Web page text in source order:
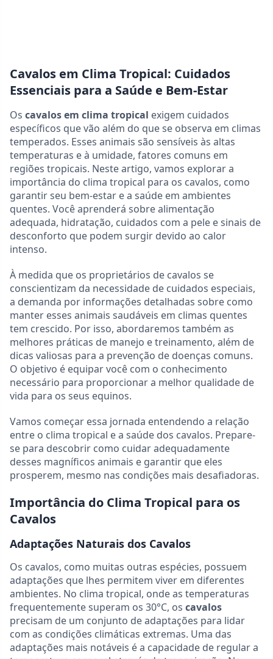
Cavalos em Clima Tropical: Cuidados
Essenciais para a Saúde e Bem-Estar
Os cavalos em clima tropical exigem cuidados
específicos que vão além do que se observa em climas
temperados. Esses animais são sensíveis às altas
temperaturas e à umidade, fatores comuns em
regiões tropicais. Neste artigo, vamos explorar a
importância do clima tropical para os cavalos, como
garantir seu bem-estar e a saúde em ambientes
quentes. Você aprenderá sobre alimentação
adequada, hidratação, cuidados com a pele e sinais de
desconforto que podem surgir devido ao calor
intenso.
À medida que os proprietários de cavalos se
conscientizam da necessidade de cuidados especiais,
a demanda por informações detalhadas sobre como
manter esses animais saudáveis em climas quentes
tem crescido. Por isso, abordaremos também as
melhores práticas de manejo e treinamento, além de
dicas valiosas para a prevenção de doenças comuns.
O objetivo é equipar você com o conhecimento
necessário para proporcionar a melhor qualidade de
vida para os seus equinos.
Vamos começar essa jornada entendendo a relação
entre o clima tropical e a saúde dos cavalos. Prepare-
se para descobrir como cuidar adequadamente
desses magníficos animais e garantir que eles
prosperem, mesmo nas condições mais desafiadoras.
Importância do Clima Tropical para os
Cavalos
Adaptações Naturais dos Cavalos
Os cavalos, como muitas outras espécies, possuem
adaptações que lhes permitem viver em diferentes
ambientes. No clima tropical, onde as temperaturas
frequentemente superam os 30°C, os cavalos
precisam de um conjunto de adaptações para lidar
com as condições climáticas extremas. Uma das
adaptações mais notáveis é a capacidade de regular a